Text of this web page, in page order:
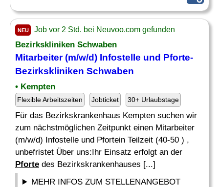
NEU Job vor 2 Std. bei Neuvoo.com gefunden
Bezirkskliniken Schwaben
Mitarbeiter (m/w/d) Infostelle und Pforte-
Bezirkskliniken Schwaben
• Kempten
Flexible Arbeitszeiten Jobticket 30+ Urlaubstage
Für das Bezirkskrankenhaus Kempten suchen wir
zum nächstmöglichen Zeitpunkt einen Mitarbeiter
(m/w/d) Infostelle und Pfortein Teilzeit (40-50 ) ,
unbefristet Über uns:Ihr Einsatz erfolgt an der
Pforte des Bezirkskrankenhauses [...]
MEHR INFOS ZUM STELLENANGEBOT